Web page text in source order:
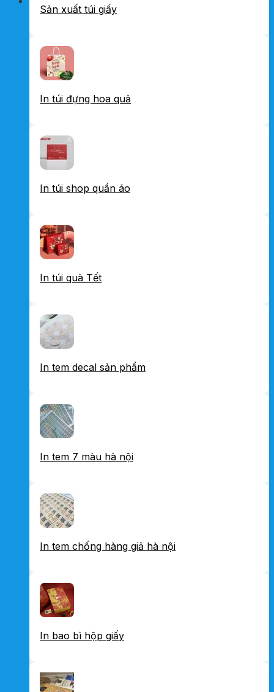
Sản xuất túi giấy
In túi đựng hoa quả
In túi shop quần áo
In túi quà Tết
In tem decal sản phẩm
In tem 7 màu hà nội
In tem chống hàng giả hà nội
In bao bì hộp giấy